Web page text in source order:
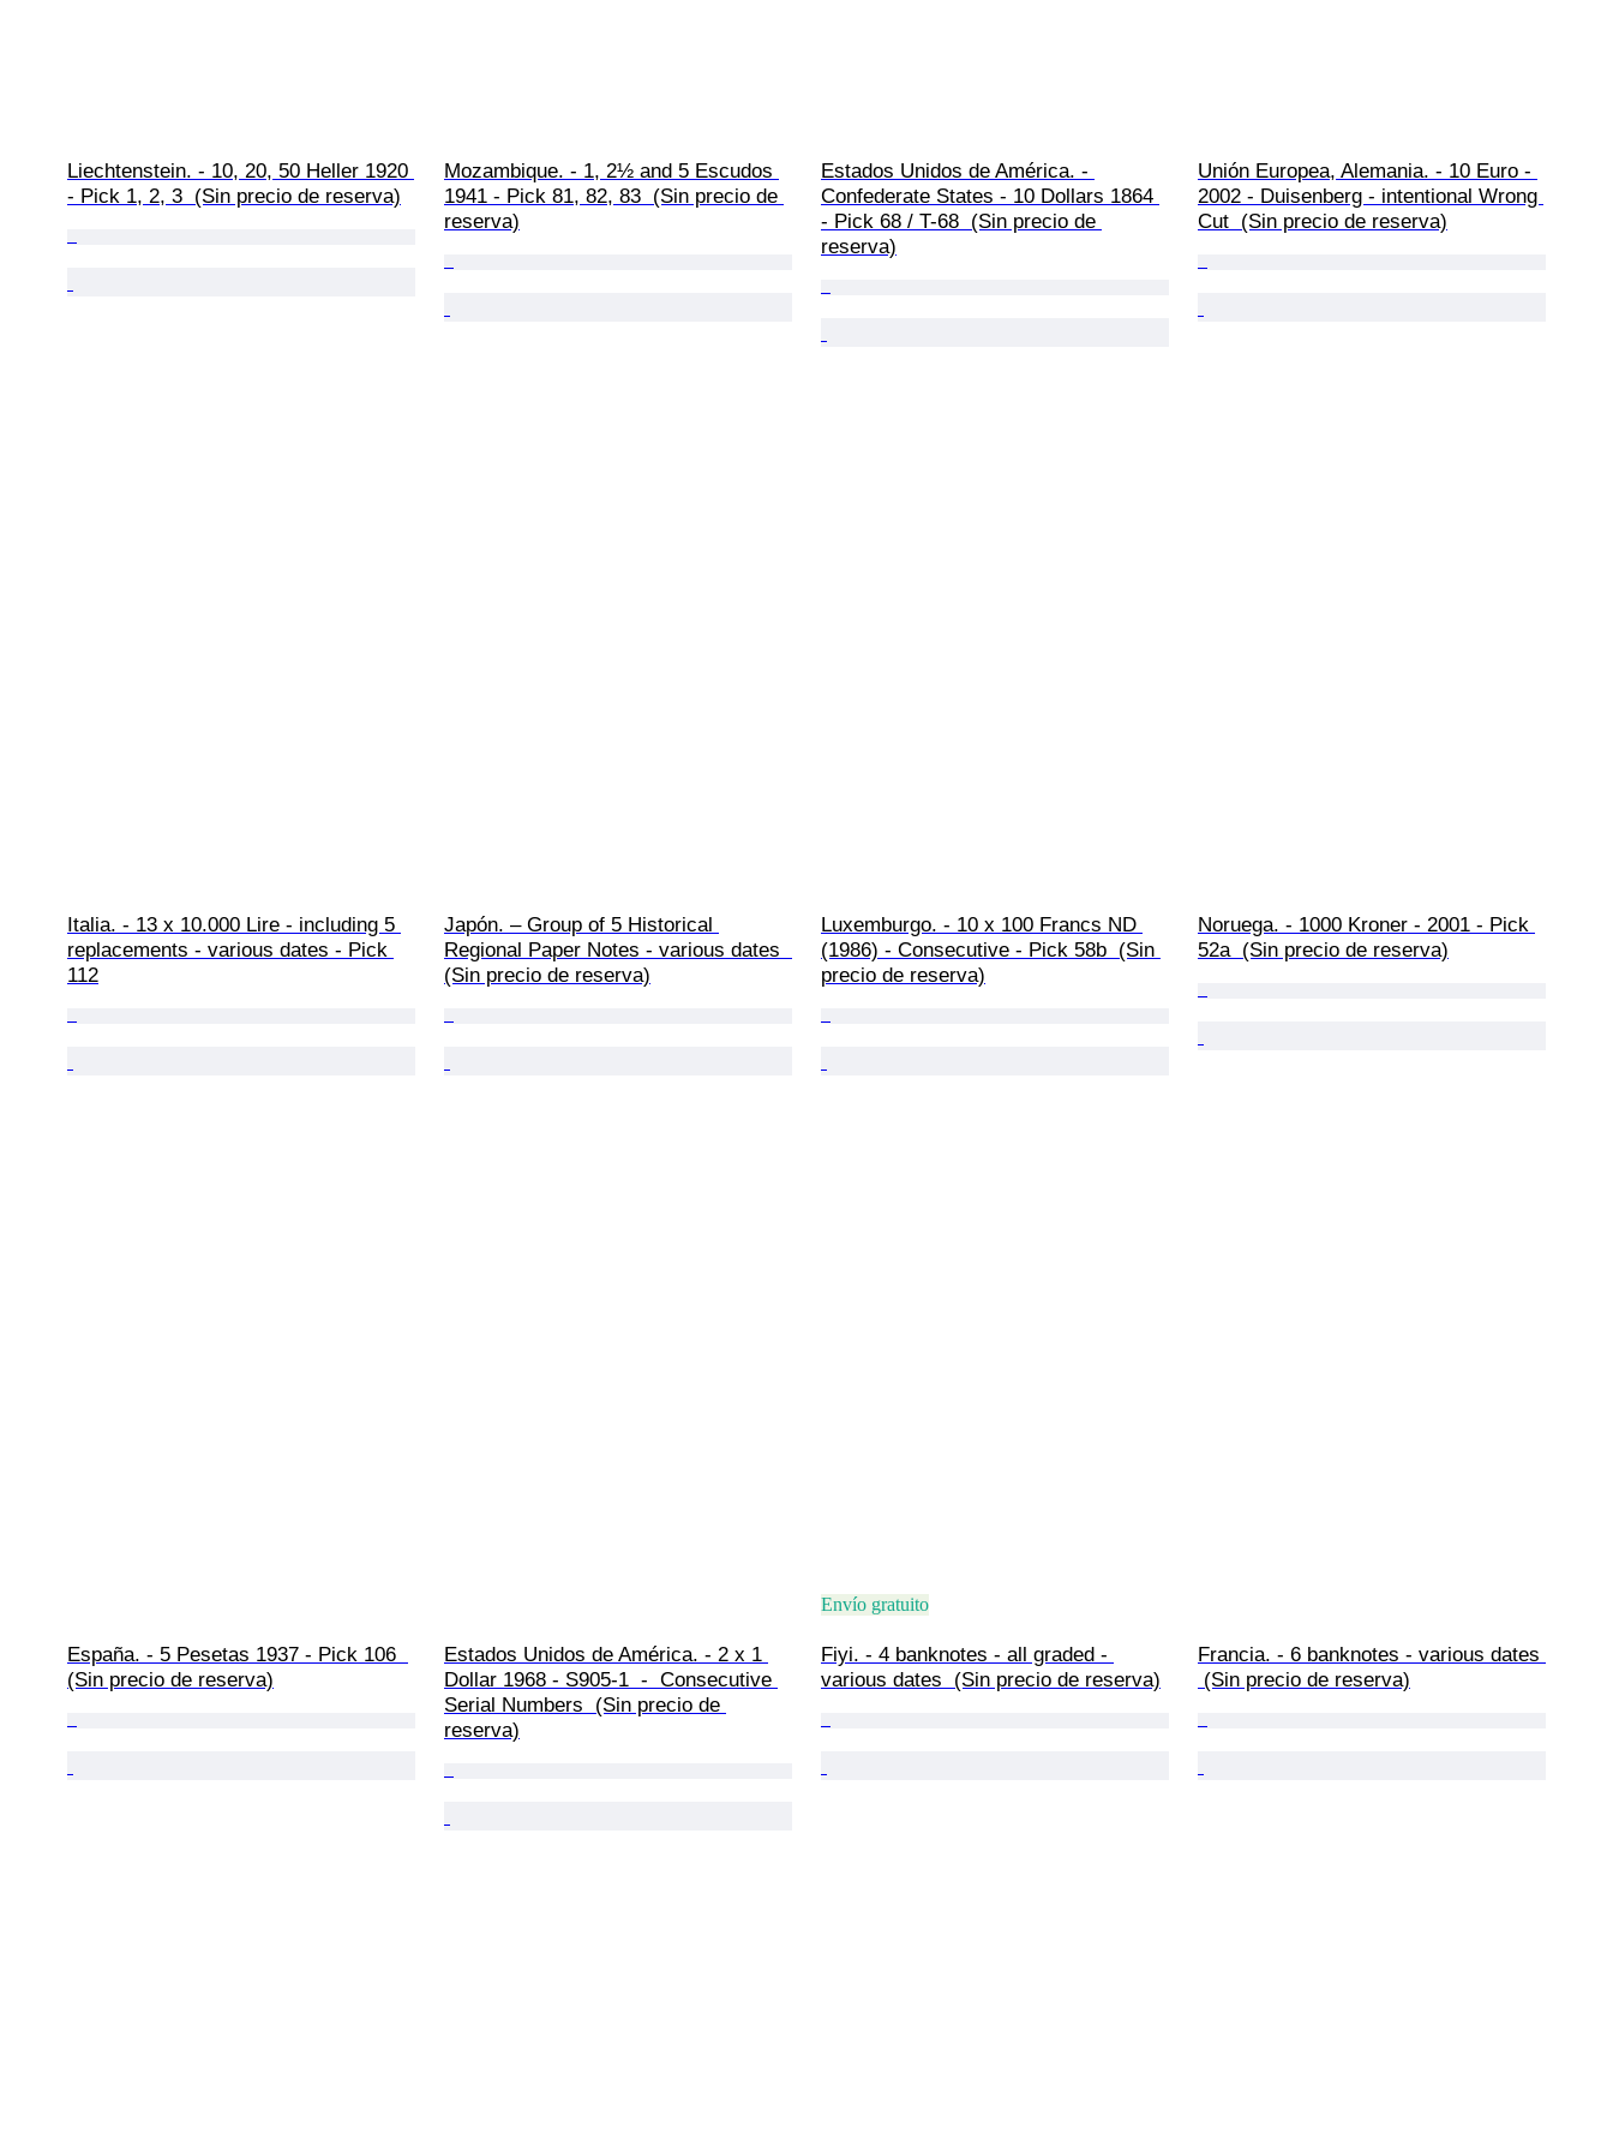
Liechtenstein. - 10, 20, 50 Heller 1920
- Pick 1, 2, 3  (Sin precio de reserva)
Mozambique. - 1, 2½ and 5 Escudos
1941 - Pick 81, 82, 83  (Sin precio de
reserva)
Estados Unidos de América. -
Confederate States - 10 Dollars 1864
- Pick 68 / T-68  (Sin precio de
reserva)
Unión Europea, Alemania. - 10 Euro -
2002 - Duisenberg - intentional Wrong
Cut  (Sin precio de reserva)
Italia. - 13 x 10.000 Lire - including 5
replacements - various dates - Pick
112
Japón. – Group of 5 Historical
Regional Paper Notes - various dates
(Sin precio de reserva)
Luxemburgo. - 10 x 100 Francs ND
(1986) - Consecutive - Pick 58b  (Sin
precio de reserva)
Noruega. - 1000 Kroner - 2001 - Pick
52a  (Sin precio de reserva)
España. - 5 Pesetas 1937 - Pick 106
(Sin precio de reserva)
Estados Unidos de América. - 2 x 1
Dollar 1968 - S905-1  -  Consecutive
Serial Numbers  (Sin precio de
reserva)
Envío gratuito
Fiyi. - 4 banknotes - all graded -
various dates  (Sin precio de reserva)
Francia. - 6 banknotes - various dates
(Sin precio de reserva)